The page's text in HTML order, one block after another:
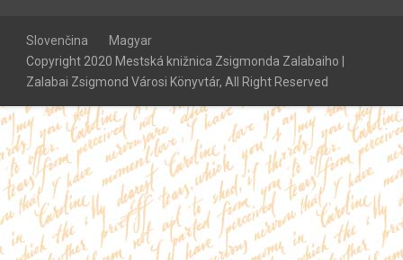
Slovenčina
Magyar
Copyright 2020 Mestská knižnica Zsigmonda Zalabaiho |
Zalabai Zsigmond Városi Könyvtár, All Right Reserved